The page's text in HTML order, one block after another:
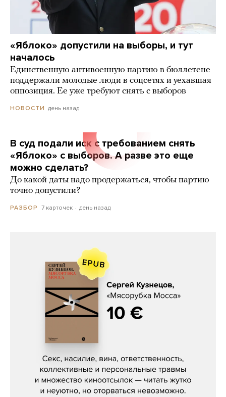
«Яблоко» допустили на выборы, и тут
началось
Единственную антивоенную партию в бюллетене
поддержали молодые люди в соцсетях и уехавшая
оппозиция. Ее уже требуют снять с выборов
НОВОСТИ день назад
В суд подали иск с требованием снять
«Яблоко» с выборов. А разве это еще
можно сделать?
До какой даты надо продержаться, чтобы партию
точно допустили?
РАЗБОР 7 карточек день назад
Сергей Кузнецов, «Мясорубка